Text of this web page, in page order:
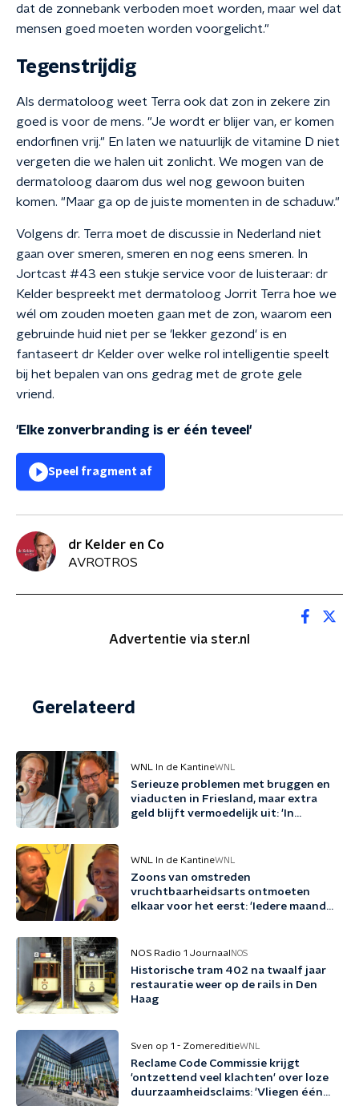
dat de zonnebank verboden moet worden, maar wel dat
mensen goed moeten worden voorgelicht."
Tegenstrijdig
Als dermatoloog weet Terra ook dat zon in zekere zin
goed is voor de mens. "Je wordt er blijer van, er komen
endorfinen vrij." En laten we natuurlijk de vitamine D niet
vergeten die we halen uit zonlicht. We mogen van de
dermatoloog daarom dus wel nog gewoon buiten
komen. "Maar ga op de juiste momenten in de schaduw."
Volgens dr. Terra moet de discussie in Nederland niet
gaan over smeren, smeren en nog eens smeren. In
Jortcast #43 een stukje service voor de luisteraar: dr
Kelder bespreekt met dermatoloog Jorrit Terra hoe we
wél om zouden moeten gaan met de zon, waarom een
gebruinde huid niet per se 'lekker gezond' is en
fantaseert dr Kelder over welke rol intelligentie speelt
bij het bepalen van ons gedrag met de grote gele
vriend.
'Elke zonverbranding is er één teveel'
Speel fragment af
dr Kelder en Co
AVROTROS
Advertentie via ster.nl
Gerelateerd
WNL In de KantineWNL
Serieuze problemen met bruggen en
viaducten in Friesland, maar extra
geld blijft vermoedelijk uit: 'In
WNL In de KantineWNL
Zoons van omstreden
vruchtbaarheidsarts ontmoeten
elkaar voor het eerst: 'Iedere maand
NOS Radio 1 Journaal NOS
Historische tram 402 na twaalf jaar
restauratie weer op de rails in Den
Haag
Sven op 1 - ZomereditieWNL
Reclame Code Commissie krijgt
'ontzettend veel klachten' over loze
duurzaamheidsclaims: 'Vliegen één